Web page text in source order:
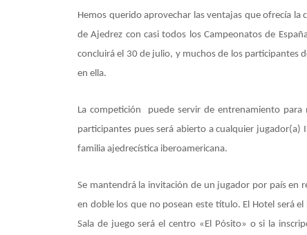
Hemos querido aprovechar las ventajas que ofrecía la
de Ajedrez con casi todos los Campeonatos de
concluirá el 30 de julio, y muchos de los participantes
en ella.
La competición puede servir de entrenamiento
participantes pues será abierto a cualquier
familia ajedrecística iberoamericana.
Se mantendrá la invitación de un jugador por país en
en doble los que no posean este título. El Hotel será
Sala de juego será el centro «El Pósito» o si la